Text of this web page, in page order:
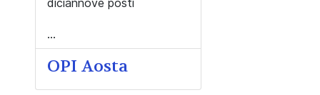
...
OPI Aosta